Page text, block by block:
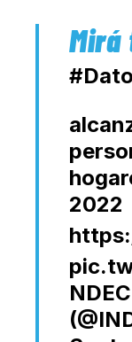
2022